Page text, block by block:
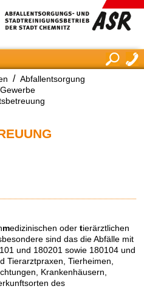
Abfallentsorgung
medizinischen odertierärztlichen
sind das die Abfälle mit
und 180201 sowie 180104 und
Tierarztpraxen, Tierheimen,
Krankenhäusern,
des